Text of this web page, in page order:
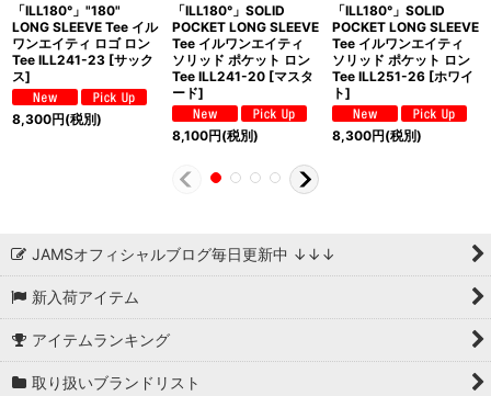
「ILL180°」"180"
LONG SLEEVE Tee イル
ワンエイティ ロゴ ロン
Tee ILL241-23 [サック
ス]
8,300円(税別)
「ILL180°」SOLID
POCKET LONG SLEEVE
Tee イルワンエイティ
ソリッド ポケット ロン
Tee ILL241-20 [マスタ
ード]
8,100円(税別)
「ILL180°」SOLID
POCKET LONG SLEEVE
Tee イルワンエイティ
ソリッド ポケット ロン
Tee ILL251-26 [ホワイ
ト]
8,300円(税別)
JAMSオフィシャルブログ毎日更新中 ↓↓↓
新入荷アイテム
アイテムランキング
取り扱いブランドリスト